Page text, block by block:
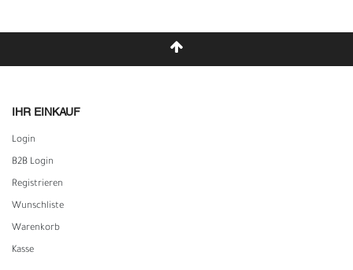
IHR EINKAUF
Login
B2B Login
Registrieren
Wunschliste
Warenkorb
Kasse